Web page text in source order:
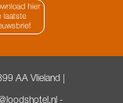
AA Vlieland |
-